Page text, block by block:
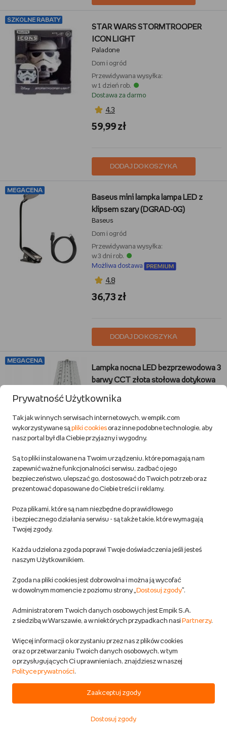
SZKOLNE RABATY
STAR WARS STORMTROOPER
ICON LIGHT
Paladone
Dom i ogród
Przewidywana wysyłka:
w 1 dzień rob.
Dostawa za darmo
4,3
59,99 zł
DODAJ DO KOSZYKA
MEGACENA
Baseus mini lampka lampa LED z
klipsem szary (DGRAD-0G)
Baseus
Dom i ogród
Przewidywana wysyłka:
w 3 dni rob.
Możliwa dostawa
4,8
36,73 zł
DODAJ DO KOSZYKA
MEGACENA
Lampka nocna LED bezprzewodowa 3
barwy CCT złota stołowa dotykowa
inna (Inny)
Dom i ogród
Przewidywana wysyłka:
w 1 dzień rob.
Gwarancja najniższej ceny
36,60 zł
PROMOCJA
Toolight
Przewidywana wysyłka:
w 2 dni rob.
3,7
69,00 zł
189,00 zł(-63%)- cena regularna
DODAJ DO KOSZYKA
Prywatność Użytkownika
Tak jak w innych serwisach internetowych, w empik.com
wykorzystywane sąpliki cookiesoraz inne podobne technologie, aby
nasz portal był dla Ciebie przyjazny i wygodny.
Są to pliki instalowane na Twoim urządzeniu, które pomagają nam
zapewnić ważne funkcjonalności serwisu, zadbać o jego
bezpieczeństwo, ulepszać go, dostosować do Twoich potrzeb oraz
prezentować dopasowane do Ciebie treści i reklamy.
Poza plikami, które są nam niezbędne do prawidłowego
i bezpiecznego działania serwisu - są także takie, które wymagają
Twojej zgody.
Każda udzielona zgoda poprawi Twoje doświadczenia jeśli jesteś
naszym Użytkownikiem.
Zgoda na pliki cookies jest dobrowolna i można ją wycofać
w dowolnym momencie z poziomu strony „ Dostosuj zgody”.
Administratorem Twoich danych osobowych jest Empik S.A.
z siedzibą w Warszawie, a w niektórych przypadkach nasi Partnerzy.
Więcej informacji o korzystaniu przez nas z plików cookies
oraz o przetwarzaniu Twoich danych osobowych, w tym
o przysługujących Ci uprawnieniach, znajdziesz w naszej
Polityce prywatności.
Zaakceptuj zgody
Dostosuj zgody